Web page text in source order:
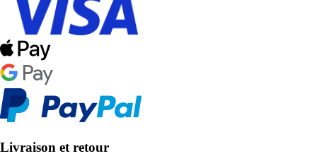
Livraison et retour